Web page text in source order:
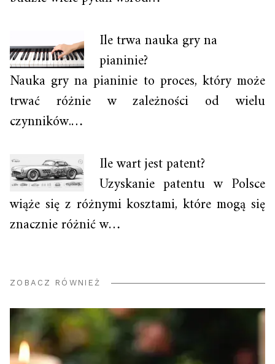
Ile trwa nauka gry na
pianinie?
Nauka gry na pianinie to proces, który może
trwać różnie w zależności od wielu
czynników.…
Ile wart jest patent?
Uzyskanie patentu w Polsce
wiąże się z różnymi kosztami, które mogą się
znacznie różnić w…
ZOBACZ RÓWNIEŻ